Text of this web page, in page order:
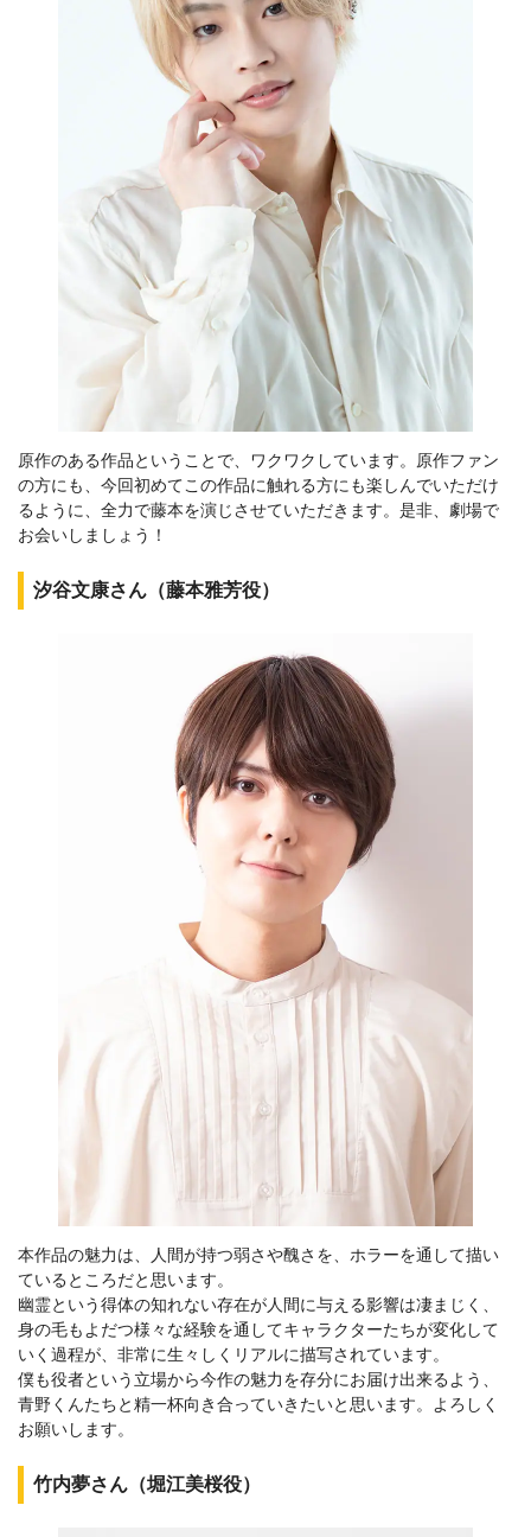
原作のある作品ということで、ワクワクしています。原作ファン
の方にも、今回初めてこの作品に触れる方にも楽しんでいただけ
るように、全力で藤本を演じさせていただきます。是非、劇場で
お会いしましょう！
汐谷文康さん（藤本雅芳役）
本作品の魅力は、人間が持つ弱さや醜さを、ホラーを通して描い
ているところだと思います。
幽霊という得体の知れない存在が人間に与える影響は凄まじく、
身の毛もよだつ様々な経験を通してキャラクターたちが変化して
いく過程が、非常に生々しくリアルに描写されています。
僕も役者という立場から今作の魅力を存分にお届け出来るよう、
青野くんたちと精一杯向き合っていきたいと思います。よろしく
お願いします。
竹内夢さん（堀江美桜役）